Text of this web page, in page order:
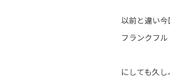
以前と違い
フランクフ
にしても久